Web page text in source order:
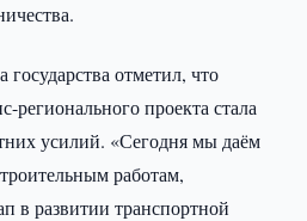
отметил, что
регионального проекта стала
усилий. «Сегодня мы даём
работам,
в развитии транспортной